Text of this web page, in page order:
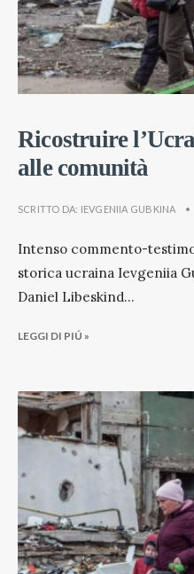
Ricostruire
alle comunità
SCRITTO DA: IEVGENIIA GUBKINA •
Intenso commento-
storica ucraina Ievgeniia
Daniel Libeskind...
LEGGI DI PIÚ »